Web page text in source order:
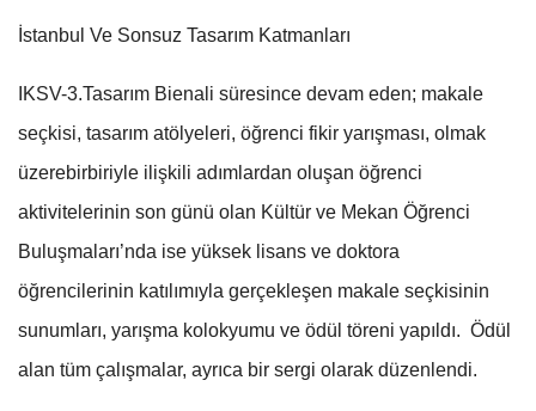
İstanbul Ve Sonsuz Tasarım Katmanları
IKSV-3.Tasarım Bienali süresince devam eden; makale
seçkisi, tasarım atölyeleri, öğrenci fikir yarışması, olmak
üzerebirbiriyle ilişkili adımlardan oluşan öğrenci
aktivitelerinin son günü olan Kültür ve Mekan Öğrenci
Buluşmaları’nda ise yüksek lisans ve doktora
öğrencilerinin katılımıyla gerçekleşen makale seçkisinin
sunumları, yarışma kolokyumu ve ödül töreni yapıldı. Ödül
alan tüm çalışmalar, ayrıca bir sergi olarak düzenlendi.